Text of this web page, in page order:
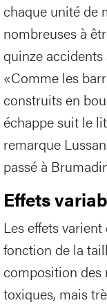
chaque unité de
nombreuses à
quinze
«Comme les
construits en
échappe suit le
remarque
passé à
Effets
Les effets varient
fonction de la
composition des
toxiques, mais